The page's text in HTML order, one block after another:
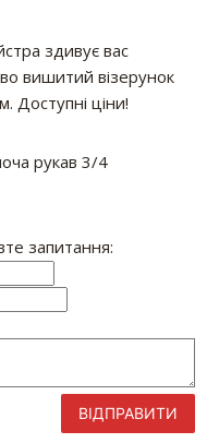
здивує вас
вишитий візерунок
Доступні ціни!
рукав 3/4
запитання:
ВІДПРАВИТИ